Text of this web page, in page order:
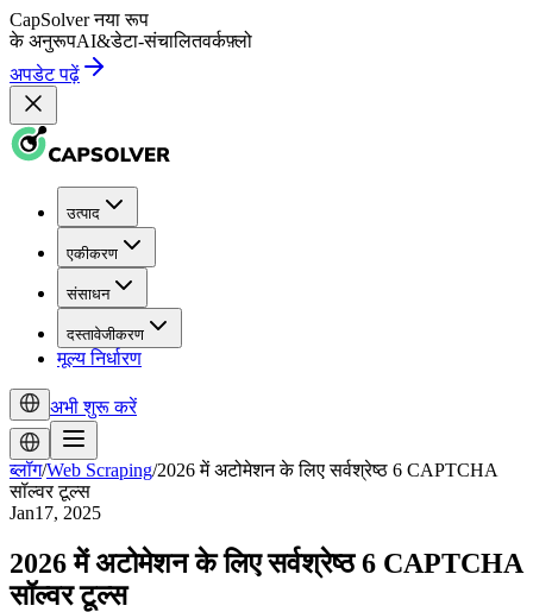
CapSolver नया रूप
के अनुरूपAI&डेटा-संचालितवर्कफ़्लो
अपडेट पढ़ें
उत्पाद
एकीकरण
संसाधन
दस्तावेजीकरण
मूल्य निर्धारण
अभी शुरू करें
ब्लॉग/Web Scraping/2026 में अटोमेशन के लिए सर्वश्रेष्ठ 6 CAPTCHA
सॉल्वर टूल्स
Jan17, 2025
2026 में अटोमेशन के लिए सर्वश्रेष्ठ 6 CAPTCHA
सॉल्वर टूल्स